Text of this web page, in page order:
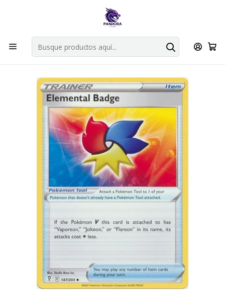
Por compras en cartas singles superiores a 49.990 el envio es
Explorar singles
Inicio Juegos de cartas TCG Pokémon TCG
Singles de Pokémon Elemental Badge - 147/203 - Uncommon